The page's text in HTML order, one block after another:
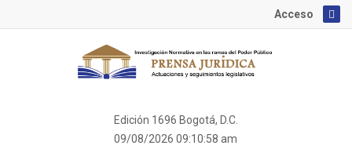
Acceso
Edición 1696 Bogotá, D.C.
09/08/2026 09:10:58 am